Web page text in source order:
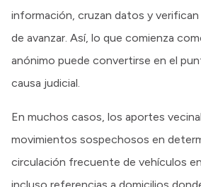
información, cruzan datos y
de avanzar. Así, lo que comienza
anónimo puede convertirse en el
causa judicial.
En muchos casos, los aportes
movimientos sospechosos en
circulación frecuente de vehículos
incluso referencias a domicilios